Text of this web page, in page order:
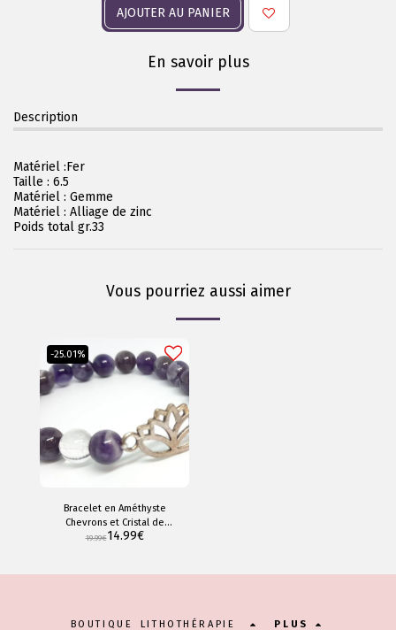
AJOUTER AU PANIER
En savoir plus
Description
Matériel :Fer
Taille : 6.5
Matériel : Gemme
Matériel : Alliage de zinc
Poids total gr.33
Vous pourriez aussi aimer
-25.01%
Bracelet en Améthyste
Chevrons et Cristal de
roche, avec un charmant
19.99€14.99€
BOUTIQUE LITHOTHÉRAPIE PLUS